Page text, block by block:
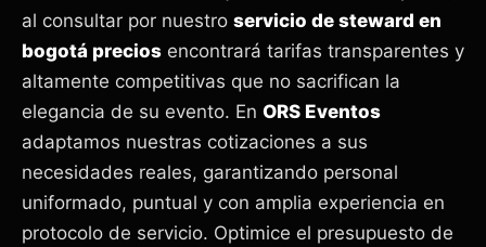
al consultar por nuestro servicio de steward en
bogotá precios encontrará tarifas transparentes y
altamente competitivas que no sacrifican la
elegancia de su evento. En ORS Eventos
adaptamos nuestras cotizaciones a sus
necesidades reales, garantizando personal
uniformado, puntual y con amplia experiencia en
protocolo de servicio. Optimice el presupuesto de